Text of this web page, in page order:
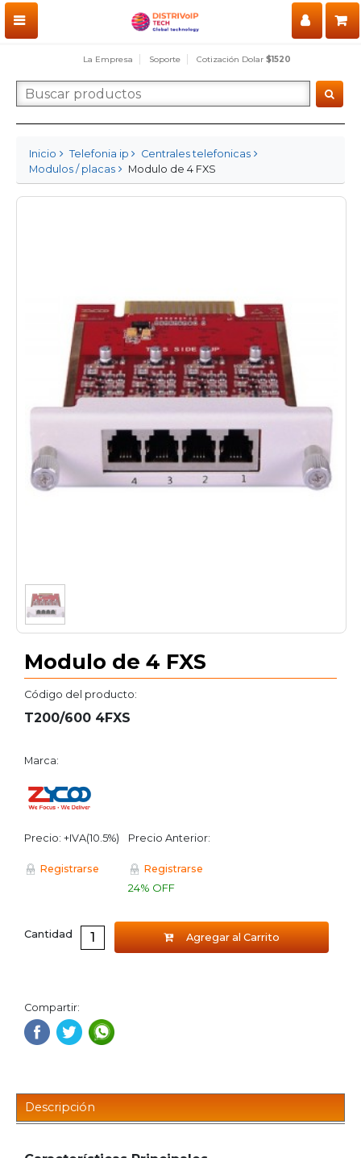
La Empresa Soporte Cotización Dolar $1520
Inicio Telefonia ip
Centrales telefonicas
Modulos / placas
Modulo de 4 FXS
Modulo de 4 FXS
Código del producto:
T200/600 4FXS
Marca:
Precio: +IVA(10.5%)
Registrarse
Precio Anterior:
Registrarse
24% OFF
Cantidad Agregar al Carrito
Compartir:
Descripción